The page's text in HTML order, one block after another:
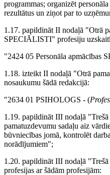
programmas; organizēt
rezultātus un ziņot par to
1.17. papildināt II nodaļā
SPECIĀLISTI" profesiju
"2424 05 Personāla apmācības
1.18. izteikt II nodaļā "Otrā
nosaukumu šādā redakcijā:
"2634 01 PSIHOLOGS - (
1.19. papildināt III nodaļā
pamatuzdevumu sadaļu aiz
būvniecības jomā, kontrolēt
norādījumiem";
1.20. papildināt III nodaļā
profesijas ar šādām profesijām: